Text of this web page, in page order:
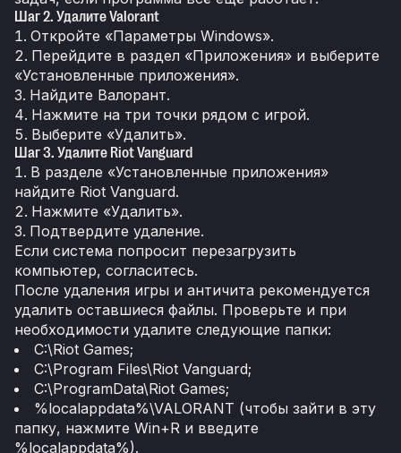
Шаг 2. Удалите Valorant
Откройте «Параметры Windows».
Перейдите в раздел «Приложения» и выберите
«Установленные приложения».
Найдите Валорант.
Нажмите на три точки рядом с игрой.
Выберите «Удалить».
Шаг 3. Удалите Riot Vanguard
В разделе «Установленные приложения»
найдите Riot Vanguard.
Нажмите «Удалить».
Подтвердите удаление.
Если система попросит перезагрузить
компьютер, согласитесь.
После удаления игры и античита рекомендуется
удалить оставшиеся файлы. Проверьте и при
необходимости удалите следующие папки:
C:\Riot Games;
C:\Program Files\Riot Vanguard;
C:\ProgramData\Riot Games;
%localappdata%\VALORANT (чтобы зайти в эту
папку, нажмите Win+R и введите
%localappdata%).